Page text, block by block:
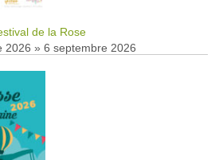
de la Rose
2026 » 6 septembre 2026